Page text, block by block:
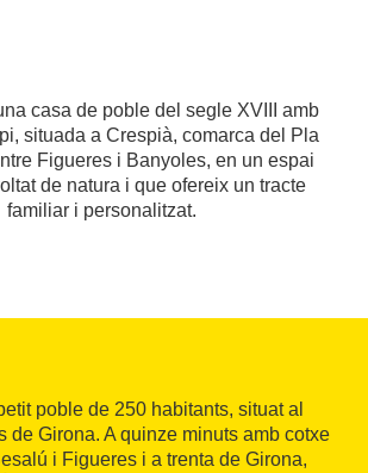
casa de poble del segle XVIII amb
situada a Crespià, comarca del Pla
Figueres i Banyoles, en un espai
de natura i que ofereix un tracte
familiar i personalitzat.
poble de 250 habitants, situat al
de Girona. A quinze minuts amb cotxe
i Figueres i a trenta de Girona,